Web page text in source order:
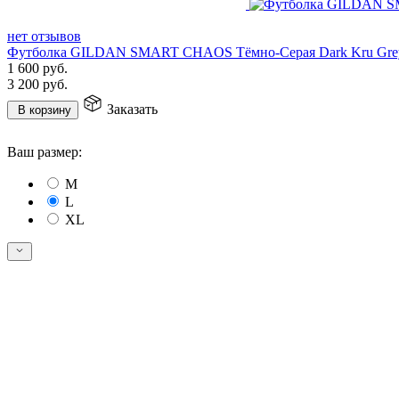
нет отзывов
Футболка GILDAN SMART CHAOS Тёмно-Серая Dark Kru
1 600 руб.
3 200 руб.
В корзину Заказать
Ваш размер:
M
L
XL